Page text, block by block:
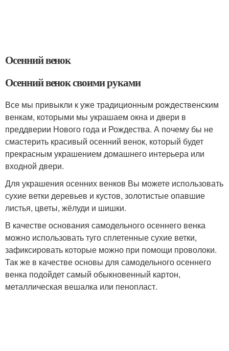
Осенний венок
Осенний венок своими руками
Все мы привыкли к уже традиционным рождественским
венкам, которыми мы украшаем окна и двери в
преддверии Нового года и Рождества. А почему бы не
смастерить красивый осенний венок, который будет
прекрасным украшением домашнего интерьера или
входной двери.
Для украшения осенних венков Вы можете использовать
сухие ветки деревьев и кустов, золотистые опавшие
листья, цветы, жёлуди и шишки.
В качестве основания самодельного осеннего венка
можно использовать туго сплетенные сухие ветки,
зафиксировать которые можно при помощи проволоки.
Так же в качестве основы для самодельного осеннего
венка подойдет самый обыкновенный картон,
металлическая вешалка или пенопласт.